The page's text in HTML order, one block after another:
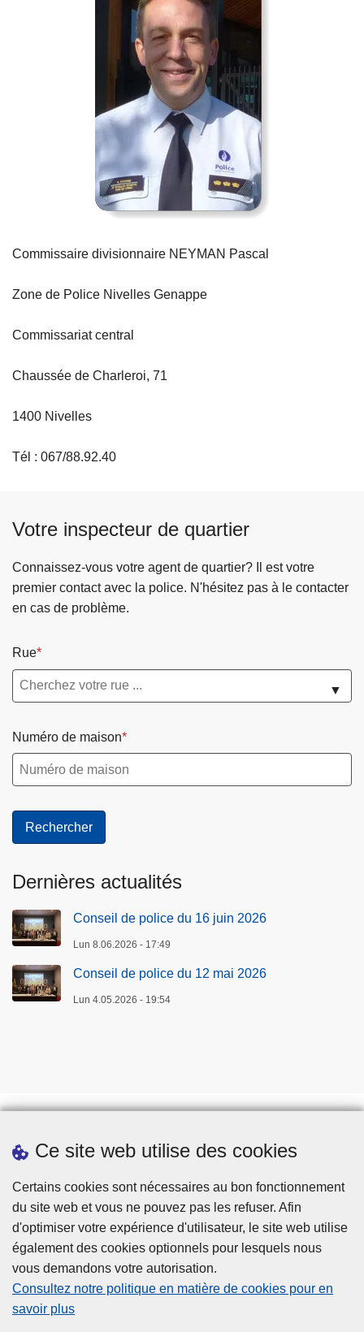
Ce site web utilise des cookies
Certains cookies sont nécessaires au bon fonctionnement
du site web et vous ne pouvez pas les refuser. Afin
d'optimiser votre expérience d'utilisateur, le site web utilise
également des cookies optionnels pour lesquels nous
vous demandons votre autorisation.
Consultez notre politique en matière de cookies pour en
savoir plus
Commissaire divisionnaire NEYMAN Pascal
Zone de Police Nivelles Genappe
Commissariat central
Chaussée de Charleroi, 71
1400 Nivelles
Tél : 067/88.92.40
Votre inspecteur de quartier
Connaissez-vous votre agent de quartier? Il est votre
premier contact avec la police. N'hésitez pas à le contacter
en cas de problème.
Rue
▼
Numéro de maison
Dernières actualités
Conseil de police du 16 juin 2026
Lun 8.06.2026 - 17:49
Conseil de police du 12 mai 2026
Lun 4.05.2026 - 19:54
Téléchargements
Presse